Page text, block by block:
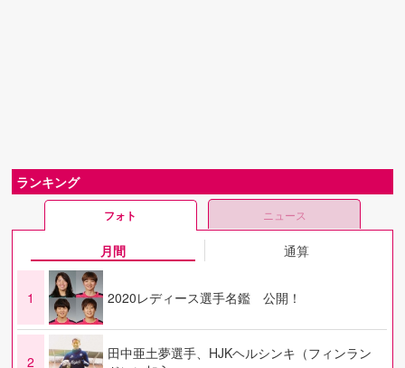
ランキング
フォト ニュース
月間 通算
1 2020レディース選手名鑑 公開！
2
田中亜土夢選手、HJKヘルシンキ（フィンラン